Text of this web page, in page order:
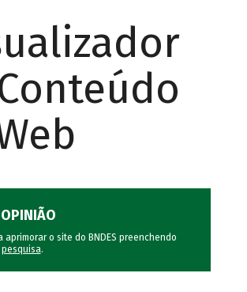
aprimorar o site do BNDES preenchendo
pesquisa.